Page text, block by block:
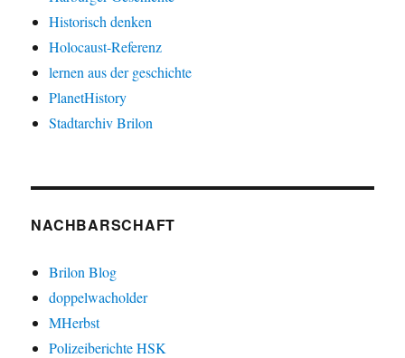
Historisch denken
Holocaust-Referenz
lernen aus der geschichte
PlanetHistory
Stadtarchiv Brilon
NACHBARSCHAFT
Brilon Blog
doppelwacholder
MHerbst
Polizeiberichte HSK